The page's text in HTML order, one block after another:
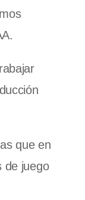
que en
de juego